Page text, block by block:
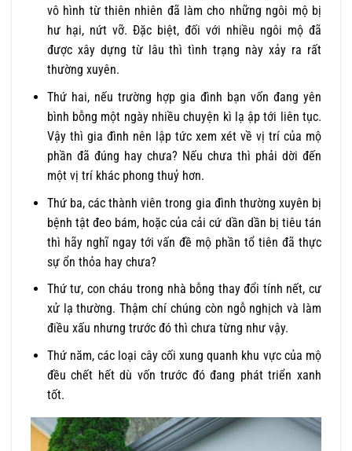
vô hình từ thiên nhiên đã làm cho những ngôi mộ bị
hư hại, nứt vỡ. Đặc biệt, đối với nhiều ngôi mộ đã
được xây dựng từ lâu thì tình trạng này xảy ra rất
thường xuyên.
Thứ hai, nếu trường hợp gia đình bạn vốn đang yên
bình bỗng một ngày nhiều chuyện kì lạ ập tới liên tục.
Vậy thì gia đình nên lập tức xem xét về vị trí của mộ
phần đã đúng hay chưa? Nếu chưa thì phải dời đến
một vị trí khác phong thuỷ hơn.
Thứ ba, các thành viên trong gia đình thường xuyên bị
bệnh tật đeo bám, hoặc của cải cứ dần dần bị tiêu tán
thì hãy nghĩ ngay tới vấn đề mộ phần tổ tiên đã thực
sự ổn thỏa hay chưa?
Thứ tư, con cháu trong nhà bỗng thay đổi tính nết, cư
xử lạ thường. Thậm chí chúng còn ngỗ nghịch và làm
điều xấu nhưng trước đó thì chưa từng như vậy.
Thứ năm, các loại cây cối xung quanh khu vực của mộ
đều chết hết dù vốn trước đó đang phát triển xanh
tốt.